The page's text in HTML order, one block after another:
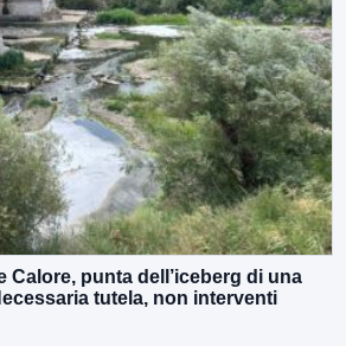
Calore, punta dell’iceberg di una
tutela, non interventi